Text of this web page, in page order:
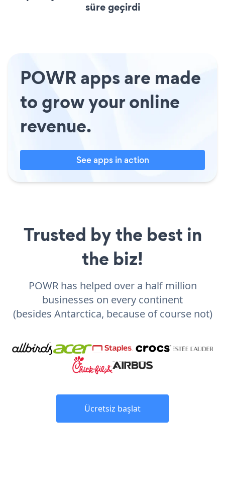
süre geçirdi
POWR apps are made
to grow your online
revenue.
See apps in action
Trusted by the best in
the biz!
POWR has helped over a half million
businesses on every continent
(besides Antarctica, because of course not)
Ücretsiz başlat